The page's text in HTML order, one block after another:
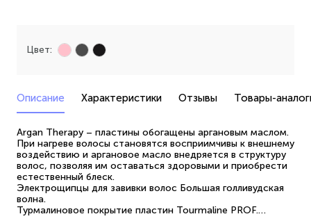
Цвет:
Описание Характеристики Отзывы Товары-
Argan Therapy – пластины обогащены аргановым маслом.
При нагреве волосы становятся восприимчивы к внешнему
воздействию и аргановое масло внедряется в структуру
волос, позволяя им оставаться здоровыми и приобрести
естественный блеск.
Электрощипцы для завивки волос Большая голливудская
волна.
Турмалиновое покрытие пластин Tourmaline PROF.